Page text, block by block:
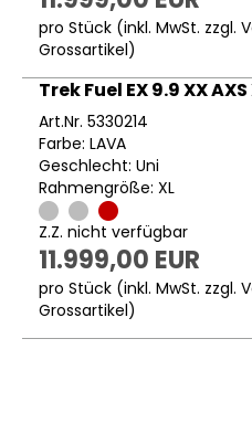
pro Stück (inkl. MwSt. zzgl.
Grossartikel)
Trek Fuel EX 9.9 XX
Art.Nr. 5330214
Farbe: LAVA
Geschlecht: Uni
Rahmengröße: XL
Z.Z. nicht verfügbar
11.999,00 EUR
pro Stück (inkl. MwSt. zzgl.
Grossartikel)